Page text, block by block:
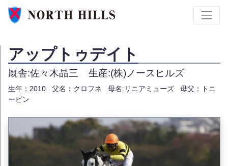
アップトゥデイト
厩舎:佐々木晶三 生産:(株)ノースヒルズ
生年：2010 父名：クロフネ 母名:リニアミューズ
母父：トニ
ービン